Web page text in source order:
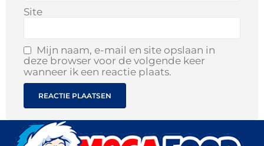
Site
Mijn naam, e-mail en site opslaan in
deze browser voor de volgende keer
wanneer ik een reactie plaats.